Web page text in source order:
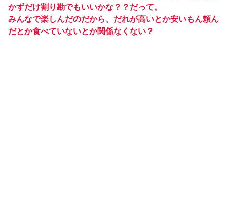
かずだけ割り勘でもいいかな？？だって。
みんなで楽しんだのだから、だれが高いとか安いもん頼ん
だとか食べていないとか関係なくない？